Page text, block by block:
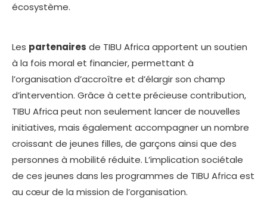
écosystème.
Les partenaires de TIBU Africa apportent un soutien
à la fois moral et financier, permettant à
l’organisation d’accroître et d’élargir son champ
d’intervention. Grâce à cette précieuse contribution,
TIBU Africa peut non seulement lancer de nouvelles
initiatives, mais également accompagner un nombre
croissant de jeunes filles, de garçons ainsi que des
personnes à mobilité réduite. L’implication sociétale
de ces jeunes dans les programmes de TIBU Africa est
au cœur de la mission de l’organisation.